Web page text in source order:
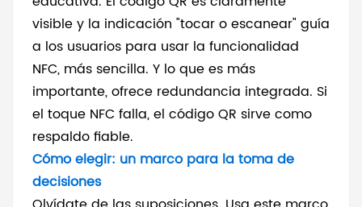
visible y la indicación "tocar o escanear" guía
a los usuarios para usar la funcionalidad
NFC, más sencilla. Y lo que es más
importante, ofrece redundancia integrada. Si
el toque NFC falla, el código QR sirve como
respaldo fiable.
Cómo elegir: un marco para la toma de
decisiones